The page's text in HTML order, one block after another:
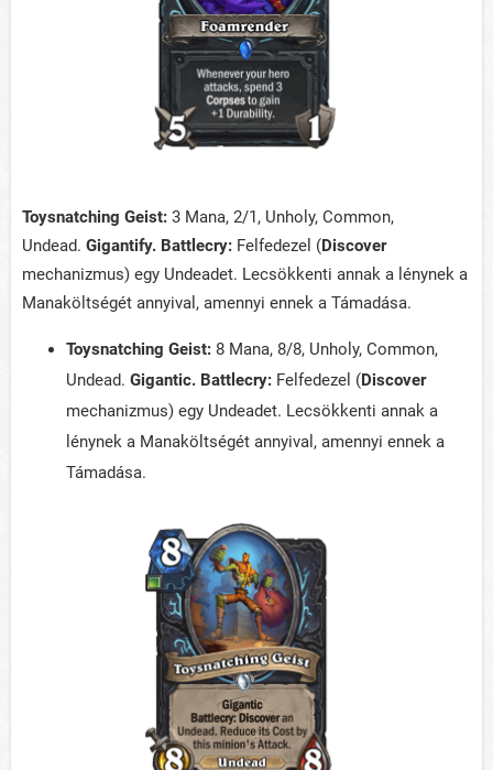
Toysnatching Geist: 3 Mana, 2/1, Unholy, Common,
Undead. Gigantify. Battlecry: Felfedezel (Discover
mechanizmus) egy Undeadet. Lecsökkenti annak a lénynek a
Manaköltségét annyival, amennyi ennek a Támadása.
Toysnatching Geist: 8 Mana, 8/8, Unholy, Common,
Undead. Gigantic. Battlecry: Felfedezel (Discover
mechanizmus) egy Undeadet. Lecsökkenti annak a
lénynek a Manaköltségét annyival, amennyi ennek a
Támadása.